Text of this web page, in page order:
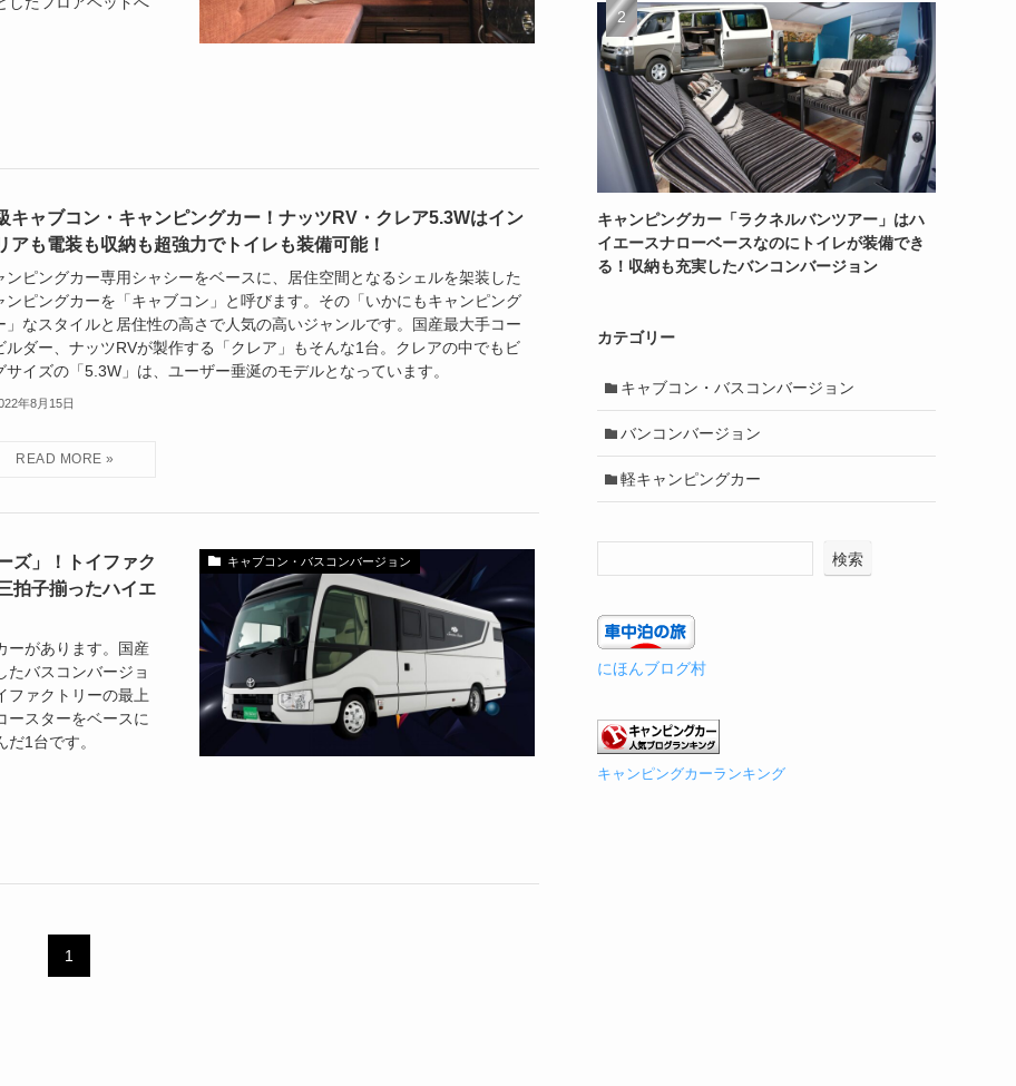
キャブコン・キャンピングカー！ナッツRV・クレア5.3Wはイン
アも電装も収納も超強力でトイレも装備可能！
ンピングカー専用シャシーをベースに、居住空間となるシェルを架装した
ンピングカーを「キャブコン」と呼びます。その「いかにもキャンピング
」なスタイルと居住性の高さで人気の高いジャンルです。国産最大手コー
ルダー、ナッツRVが製作する「クレア」もそんな1台。クレアの中でもビ
サイズの「5.3W」は、ユーザー垂涎のモデルとなっています。
年8月15日
キャブコン・バスコンバージョン
ズ」！トイファク
拍子揃ったハイエ
ーがあります。国産
たバスコンバージョ
ファクトリーの最上
ースターをベースに
1台です。
1
キャンピングカー「ラクネルバンツアー」はハ
イエースナローベースなのにトイレが装備でき
る！収納も充実したバンコンバージョン
カテゴリー
キャブコン・バスコンバージョン
バンコンバージョン
軽キャンピングカー
検索
にほんブログ村
キャンピングカーランキング